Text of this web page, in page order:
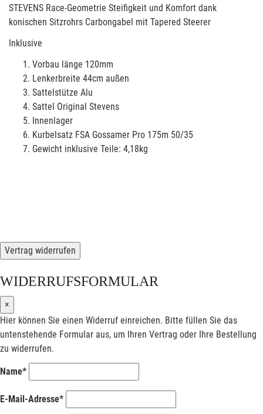
STEVENS Race-Geometrie Steifigkeit und Komfort dank
konischen Sitzrohrs Carbongabel mit Tapered Steerer
Inklusive
Vorbau länge 120mm
Lenkerbreite 44cm außen
Sattelstütze Alu
Sattel Original Stevens
Innenlager
Kurbelsatz FSA Gossamer Pro 175m 50/35
Gewicht inklusive Teile: 4,18kg
Vertrag widerrufen
WIDERRUFSFORMULAR
×
Hier können Sie einen Widerruf einreichen. Bitte füllen Sie das
untenstehende Formular aus, um Ihren Vertrag oder Ihre Bestellung
zu widerrufen.
Name*
E-Mail-Adresse*